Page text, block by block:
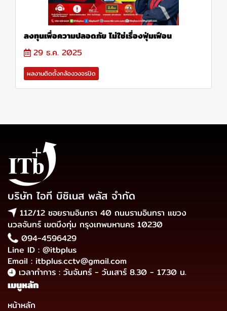
ลงทุนเพื่อความปลอดภัย ไม่ใช่เรื่องฟุ่มเฟีอน
29 ธ.ค. 2025
ผลงานติดตั้งกล้องวงจรปิด
บริษัท ไอที บิซิเนส พลัส จำกัด
112/12 ซอยรามอินทรา 40 ถนนรามอินทรา แขวง
นวลจันทร์ เขตบึงกุ่ม กรุงเทพมหานคร 10230
094-4596429
Line ID : @itbplus
Email : itbplus.cctv@gmail.com
เวลาทำการ : วันจันทร์ - วันเสาร์ 8.30 - 17.30 น.
เมนูหลัก
หน้าหลัก